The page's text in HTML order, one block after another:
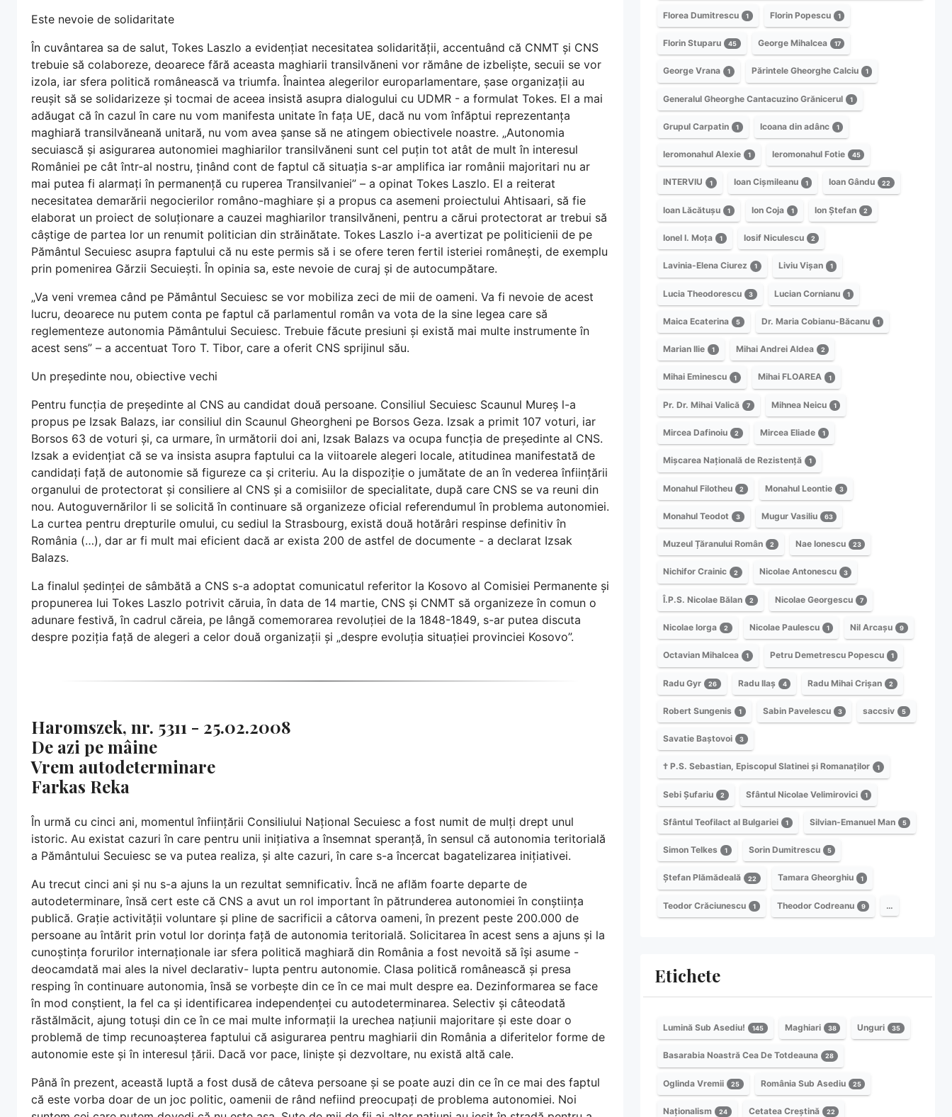
Este nevoie de solidaritate
În cuvântarea sa de salut, Tokes Laszlo a evidențiat necesitatea solidarității, accentuând că CNMT și CNS
trebuie să colaboreze, deoarece fără aceasta maghiarii transilvăneni vor rămâne de izbeliște, secuii se vor
izola, iar sfera politică românească va triumfa. Înaintea alegerilor europarlamentare, șase organizații au
reușit să se solidarizeze și tocmai de aceea insistă asupra dialogului cu UDMR - a formulat Tokes. El a mai
adăugat că în cazul în care nu vom manifesta unitate în fața UE, dacă nu vom înfăptui reprezentanța
maghiară transilvăneană unitară, nu vom avea șanse să ne atingem obiectivele noastre. „Autonomia
secuiască și asigurarea autonomiei maghiarilor transilvăneni sunt cel puțin tot atât de mult în interesul
României pe cât într-al nostru, ținând cont de faptul că situația s-ar amplifica iar românii majoritari nu ar
mai putea fi alarmați în permanență cu ruperea Transilvaniei” – a opinat Tokes Laszlo. El a reiterat
necesitatea demarării negocierilor româno-maghiare și a propus ca asemeni proiectului Ahtisaari, să fie
elaborat un proiect de soluționare a cauzei maghiarilor transilvăneni, pentru a cărui protectorat ar trebui să
câștige de partea lor un renumit politician din străinătate. Tokes Laszlo i-a avertizat pe politicienii de pe
Pământul Secuiesc asupra faptului că nu este permis să i se ofere teren fertil isteriei românești, de exemplu
prin pomenirea Gărzii Secuiești. În opinia sa, este nevoie de curaj și de autocumpătare.
„Va veni vremea când pe Pământul Secuiesc se vor mobiliza zeci de mii de oameni. Va fi nevoie de acest
lucru, deoarece nu putem conta pe faptul că parlamentul român va vota de la sine legea care să
reglementeze autonomia Pământului Secuiesc. Trebuie făcute presiuni și există mai multe instrumente în
acest sens” – a accentuat Toro T. Tibor, care a oferit CNS sprijinul său.
Un președinte nou, obiective vechi
Pentru funcția de președinte al CNS au candidat două persoane. Consiliul Secuiesc Scaunul Mureș l-a
propus pe Izsak Balazs, iar consiliul din Scaunul Gheorgheni pe Borsos Geza. Izsak a primit 107 voturi, iar
Borsos 63 de voturi și, ca urmare, în următorii doi ani, Izsak Balazs va ocupa funcția de președinte al CNS.
Izsak a evidențiat că se va insista asupra faptului ca la viitoarele alegeri locale, atitudinea manifestată de
candidați față de autonomie să figureze ca și criteriu. Au la dispoziție o jumătate de an în vederea înființării
organului de protectorat și consiliere al CNS și a comisiilor de specialitate, după care CNS se va reuni din
nou. Autoguvernărilor li se solicită în continuare să organizeze oficial referendumul în problema autonomiei.
La curtea pentru drepturile omului, cu sediul la Strasbourg, există două hotărâri respinse definitiv în
România (…), dar ar fi mult mai eficient dacă ar exista 200 de astfel de documente - a declarat Izsak
Balazs.
La finalul ședinței de sâmbătă a CNS s-a adoptat comunicatul referitor la Kosovo al Comisiei Permanente și
propunerea lui Tokes Laszlo potrivit căruia, în data de 14 martie, CNS și CNMT să organizeze în comun o
adunare festivă, în cadrul căreia, pe lângă comemorarea revoluției de la 1848-1849, s-ar putea discuta
despre poziția față de alegeri a celor două organizații și „despre evoluția situației provinciei Kosovo”.
Haromszek, nr. 5311 - 25.02.2008
De azi pe mâine
Vrem autodeterminare
Farkas Reka
În urmă cu cinci ani, momentul înființării Consiliului Național Secuiesc a fost numit de mulți drept unul
istoric. Au existat cazuri în care pentru unii inițiativa a însemnat speranță, în sensul că autonomia teritorială
a Pământului Secuiesc se va putea realiza, și alte cazuri, în care s-a încercat bagatelizarea inițiativei.
Au trecut cinci ani și nu s-a ajuns la un rezultat semnificativ. Încă ne aflăm foarte departe de
autodeterminare, însă cert este că CNS a avut un rol important în pătrunderea autonomiei în conștiința
publică. Grație activității voluntare și pline de sacrificii a câtorva oameni, în prezent peste 200.000 de
persoane au întărit prin votul lor dorința față de autonomia teritorială. Solicitarea în acest sens a ajuns și la
cunoștința forurilor internaționale iar sfera politică maghiară din România a fost nevoită să își asume -
deocamdată mai ales la nivel declarativ- lupta pentru autonomie. Clasa politică românească și presa
resping în continuare autonomia, însă se vorbește din ce în ce mai mult despre ea. Dezinformarea se face
în mod conștient, la fel ca și identificarea independenței cu autodeterminarea. Selectiv și câteodată
răstălmăcit, ajung totuși din ce în ce mai multe informații la urechea națiunii majoritare și este doar o
problemă de timp recunoașterea faptului că asigurarea pentru maghiarii din România a diferitelor forme de
autonomie este și în interesul țării. Dacă vor pace, liniște și dezvoltare, nu există altă cale.
Până în prezent, această luptă a fost dusă de câteva persoane și se poate auzi din ce în ce mai des faptul
că este vorba doar de un joc politic, oamenii de rând nefiind preocupați de problema autonomiei. Noi
Florea Dumitrescu 1 Florin Popescu 1
Florin Stuparu 45 George Mihalcea 17
George Vrana 1 Părintele Gheorghe Calciu 1
Generalul Gheorghe Cantacuzino Grănicerul 1
Grupul Carpatin 1 Icoana din adânc 1
Ieromonahul Alexie 1 Ieromonahul Fotie 45
INTERVIU 1 Ioan Cișmileanu 1 Ioan Gându 22
Ioan Lăcătușu 1 Ion Coja 1 Ion Ștefan 2
Ionel I. Moța 1 Iosif Niculescu 2
Lavinia-Elena Ciurez 1 Liviu Vișan 1
Lucia Theodorescu 3 Lucian Cornianu 1
Maica Ecaterina 5 Dr. Maria Cobianu-Băcanu 1
Marian Ilie 1 Mihai Andrei Aldea 2
Mihai Eminescu 1 Mihai FLOAREA 1
Pr. Dr. Mihai Valică 7 Mihnea Neicu 1
Mircea Dafinoiu 2 Mircea Eliade 1
Mișcarea Națională de Rezistență 1
Monahul Filotheu 2 Monahul Leontie 3
Monahul Teodot 3 Mugur Vasiliu 63
Muzeul Țăranului Român 2 Nae Ionescu 23
Nichifor Crainic 2 Nicolae Antonescu 3
Î.P.S. Nicolae Bălan 2 Nicolae Georgescu 7
Nicolae Iorga 2 Nicolae Paulescu 1 Nil Arcașu 9
Octavian Mihalcea 1 Petru Demetrescu Popescu 1
Radu Gyr 26 Radu Ilaș 4 Radu Mihai Crișan 2
Robert Sungenis 1 Sabin Pavelescu 3 saccsiv 5
Savatie Baștovoi 3
† P.S. Sebastian, Episcopul Slatinei și Romanaților 1
Sebi Șufariu 2 Sfântul Nicolae Velimirovici 1
Sfântul Teofilact al Bulgariei 1 Silvian-Emanuel Man 5
Simon Telkes 1 Sorin Dumitrescu 5
Ștefan Plămădeală 22 Tamara Gheorghiu 1
Teodor Crăciunescu 1 Theodor Codreanu 9 …
Etichete
Lumină Sub Asediu! 145 Maghiari 38 Unguri 35
Basarabia Noastră Cea De Totdeauna 28
Oglinda Vremii 25 România Sub Asediu 25
Naționalism 24 Cetatea Creștină 22